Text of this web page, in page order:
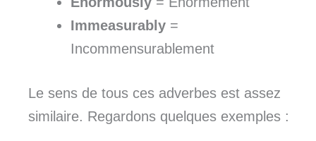
Immeasurably =
Incommensurablement
Le sens de tous ces adverbes est assez
similaire. Regardons quelques exemples :